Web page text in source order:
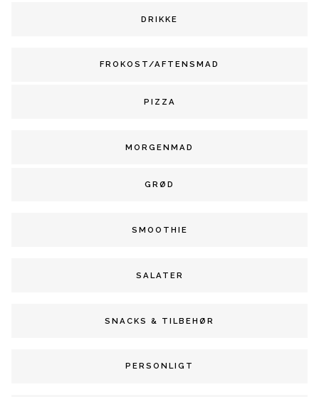
DRIKKE
FROKOST/AFTENSMAD
PIZZA
MORGENMAD
GRØD
SMOOTHIE
SALATER
SNACKS & TILBEHØR
PERSONLIGT